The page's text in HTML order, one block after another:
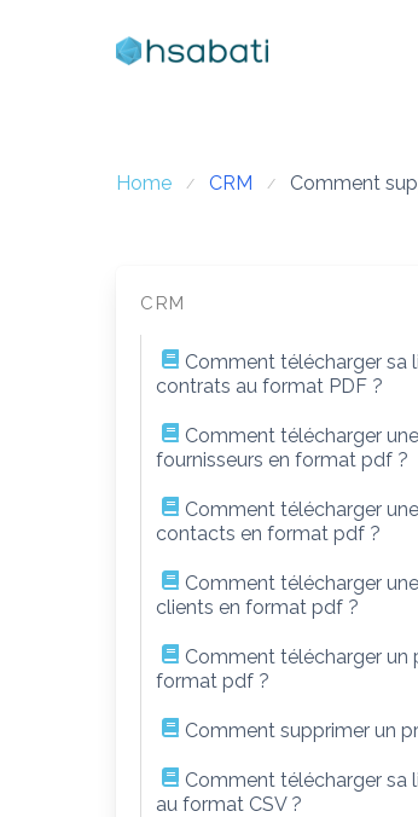
Home CRM Comment
CRM
Comment télécharger sa
contrats au format PDF ?
Comment télécharger
fournisseurs en format pdf ?
Comment télécharger
contacts en format pdf ?
Comment télécharger
clients en format pdf ?
Comment télécharger un
format pdf ?
Comment supprimer un
Comment télécharger sa
au format CSV ?